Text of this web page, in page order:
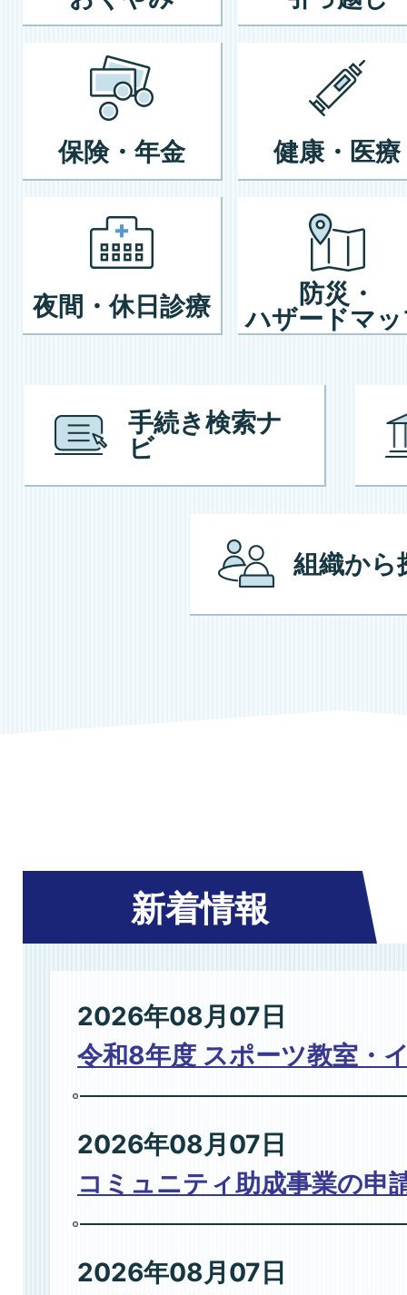
保険・年金 健康・医療
夜間・休日診療
防災・
ハザードマ
手続き検索ナ
ビ
組織から
新着情報
2026年08月07日
令和8年度 スポーツ教室・
2026年08月07日
コミュニティ助成事業の申
2026年08月07日